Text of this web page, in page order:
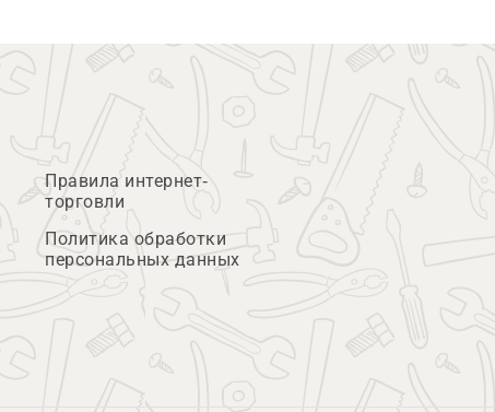
Правила интернет-
торговли
Политика обработки
персональных данных